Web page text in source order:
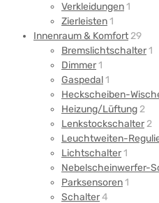
Verkleidungen1
Zierleisten1
Innenraum & Komfort29
Bremslichtschalter1
Dimmer1
Gaspedal1
Heckscheiben-
Heizung/Lüftung2
Lenkstockschalter2
Leuchtweiten-
Lichtschalter1
Nebelscheinwerfer-
Parksensoren1
Schalter4